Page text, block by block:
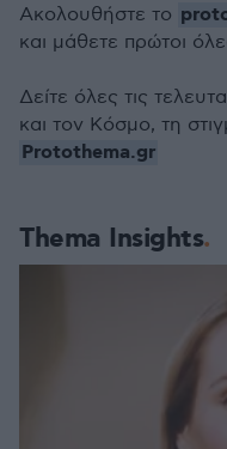
Thema Insights
Ακολουθήστε το
και μάθετε πρώτοι
Δείτε όλες τις
και τον Κόσμο, τη
Protothema.gr